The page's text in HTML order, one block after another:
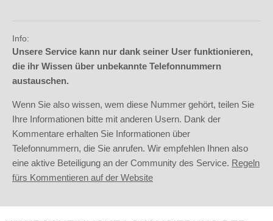
Info:
Unsere Service kann nur dank seiner User funktionieren,
die ihr Wissen über unbekannte Telefonnummern
austauschen.
Wenn Sie also wissen, wem diese Nummer gehört, teilen Sie
Ihre Informationen bitte mit anderen Usern. Dank der
Kommentare erhalten Sie Informationen über
Telefonnummern, die Sie anrufen. Wir empfehlen Ihnen also
eine aktive Beteiligung an der Community des Service. Regeln
fürs Kommentieren auf der Website